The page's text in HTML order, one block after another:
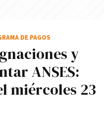
y
ANSES:
miércoles 23
DE PAGOS